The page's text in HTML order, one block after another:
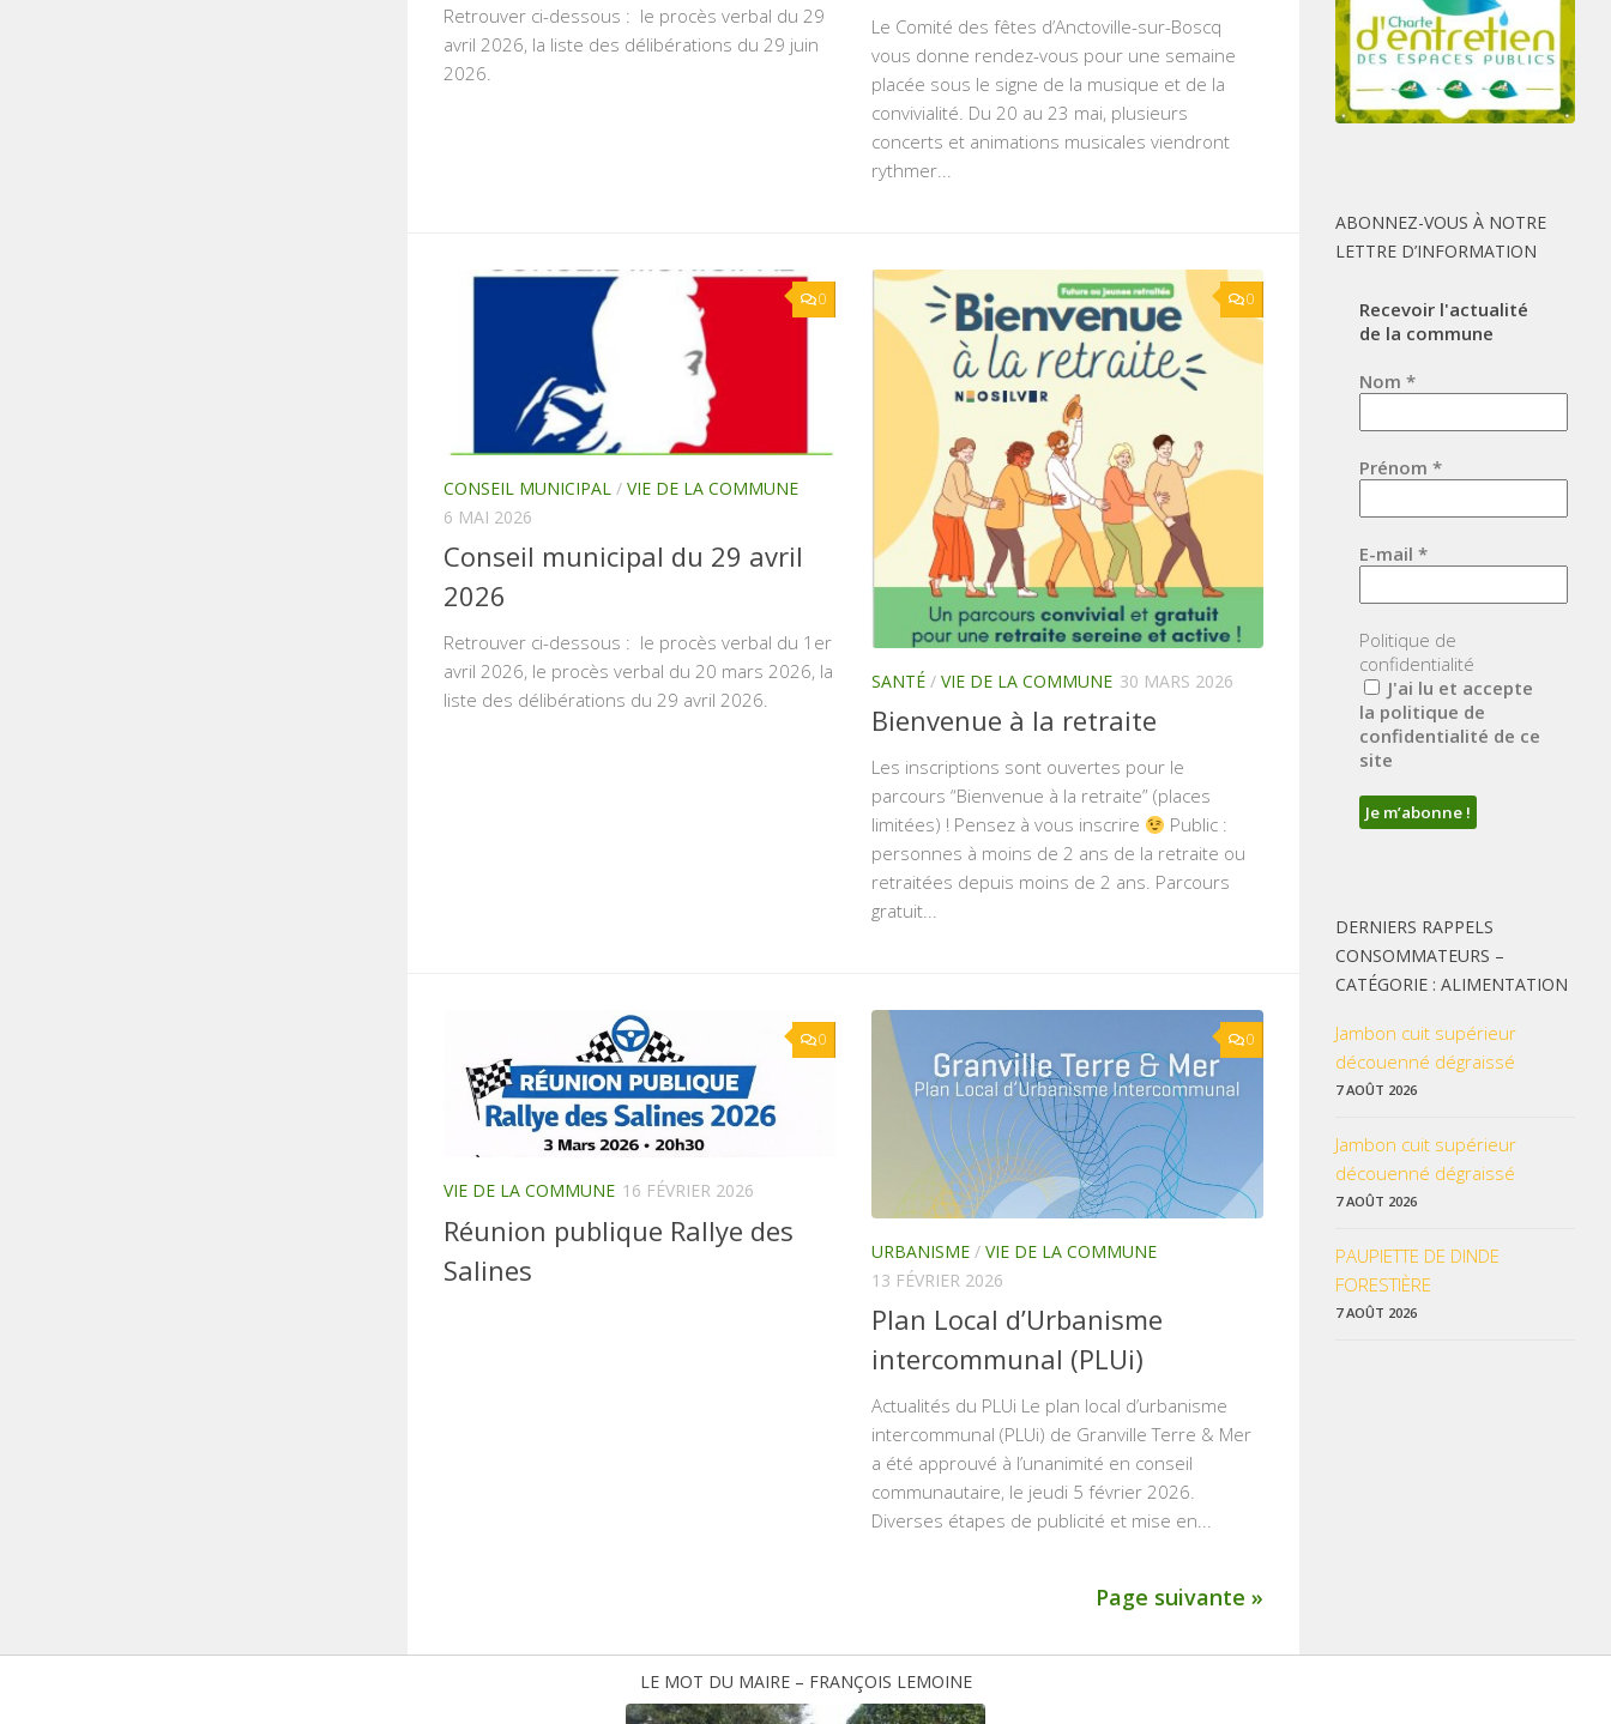
Retrouver ci-dessous : le procès verbal du 29
avril 2026, la liste des délibérations du 29 juin
2026.
Le Comité des fêtes d’Anctoville-sur-Boscq
vous donne rendez-vous pour une semaine
placée sous le signe de la musique et de la
convivialité. Du 20 au 23 mai, plusieurs
concerts et animations musicales viendront
rythmer...
0
CONSEIL MUNICIPAL / VIE DE LA COMMUNE
6 MAI 2026
Conseil municipal du 29 avril
2026
Retrouver ci-dessous : le procès verbal du 1er
avril 2026, le procès verbal du 20 mars 2026, la
liste des délibérations du 29 avril 2026.
0
SANTÉ / VIE DE LA COMMUNE 30 MARS 2026
Bienvenue à la retraite
Les inscriptions sont ouvertes pour le
parcours “Bienvenue à la retraite” (places
limitées) ! Pensez à vous inscrire
Public :
personnes à moins de 2 ans de la retraite ou
retraitées depuis moins de 2 ans. Parcours
gratuit...
0
VIE DE LA COMMUNE 16 FÉVRIER 2026
Réunion publique Rallye des
Salines
0
URBANISME / VIE DE LA COMMUNE
13 FÉVRIER 2026
Plan Local d’Urbanisme
intercommunal (PLUi)
Actualités du PLUi Le plan local d’urbanisme
intercommunal (PLUi) de Granville Terre & Mer
a été approuvé à l’unanimité en conseil
communautaire, le jeudi 5 février 2026.
Diverses étapes de publicité et mise en...
Page suivante »
ABONNEZ-VOUS À NOTRE
LETTRE D’INFORMATION
Recevoir l'actualité
de la commune
Nom *
Prénom *
E-mail *
Politique de
confidentialité
J'ai lu et accepte
la politique de
confidentialité de ce
site
DERNIERS RAPPELS
CONSOMMATEURS –
CATÉGORIE : ALIMENTATION
Jambon cuit supérieur
découenné dégraissé
7 AOÛT 2026
Jambon cuit supérieur
découenné dégraissé
7 AOÛT 2026
PAUPIETTE DE DINDE
FORESTIÈRE
7 AOÛT 2026
LE MOT DU MAIRE – FRANÇOIS LEMOINE